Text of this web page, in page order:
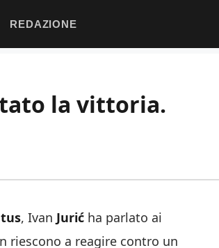
REDAZIONE
la vittoria.
, Ivan Jurić ha parlato ai
riescono a reagire contro un